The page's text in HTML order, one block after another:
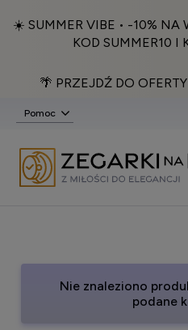
☀️ SUMMER VIBE • -10% NA
KOD SUMMER10 I
🌴 PRZEJDŹ DO
Pomoc
Nie znaleziono
podane